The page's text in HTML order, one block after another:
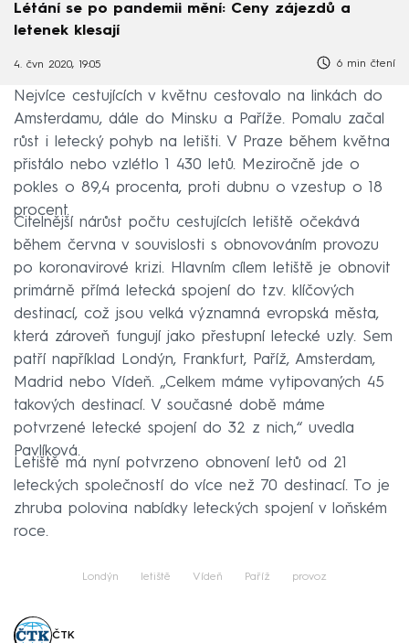
Létání se po pandemii mění: Ceny zájezdů a
letenek klesají
4. čvn 2020, 19:05 6 min čtení
Nejvíce cestujících v květnu cestovalo na linkách do
Amsterdamu, dále do Minsku a Paříže. Pomalu začal
růst i letecký pohyb na letišti. V Praze během května
přistálo nebo vzlétlo 1 430 letů. Meziročně jde o
pokles o 89,4 procenta, proti dubnu o vzestup o 18
procent.
Citelnější nárůst počtu cestujících letiště očekává
během června v souvislosti s obnovováním provozu
po koronavirové krizi. Hlavním cílem letiště je obnovit
primárně přímá letecká spojení do tzv. klíčových
destinací, což jsou velká významná evropská města,
která zároveň fungují jako přestupní letecké uzly. Sem
patří například Londýn, Frankfurt, Paříž, Amsterdam,
Madrid nebo Vídeň. „Celkem máme vytipovaných 45
takových destinací. V současné době máme
potvrzené letecké spojení do 32 z nich,“ uvedla
Pavlíková.
Letiště má nyní potvrzeno obnovení letů od 21
leteckých společností do více než 70 destinací. To je
zhruba polovina nabídky leteckých spojení v loňském
roce.
Londýn letiště Vídeň Paříž provoz
ČTK